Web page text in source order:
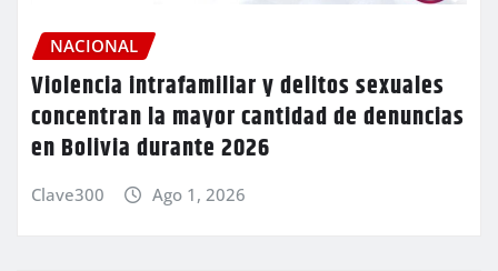
NACIONAL
Violencia intrafamiliar y delitos sexuales
concentran la mayor cantidad de denuncias
en Bolivia durante 2026
Clave300 Ago 1, 2026